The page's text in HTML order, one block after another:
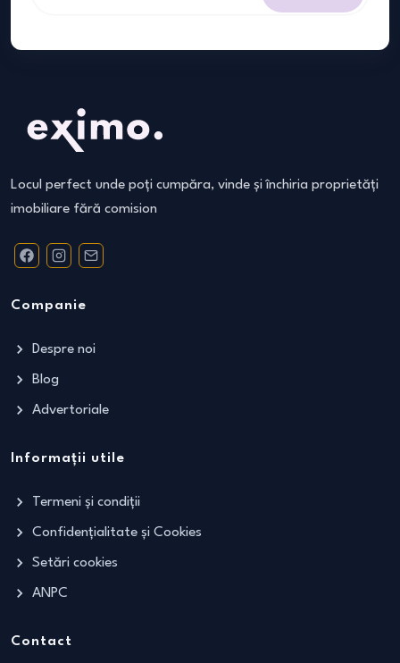
Locul perfect unde poți cumpăra, vinde și închiria proprietăți
imobiliare fără comision
Companie
Despre noi
Blog
Advertoriale
Informații utile
Termeni și condiții
Confidențialitate și Cookies
Setări cookies
ANPC
Contact